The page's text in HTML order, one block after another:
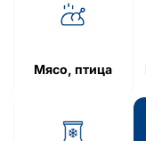
Мясо, птица